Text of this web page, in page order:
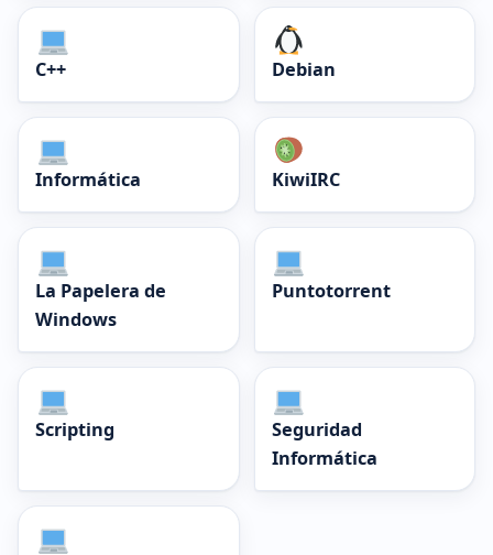
C++ Debian
Informática KiwiIRC
La Papelera de
Windows
Puntotorrent
Scripting
Seguridad
Informática